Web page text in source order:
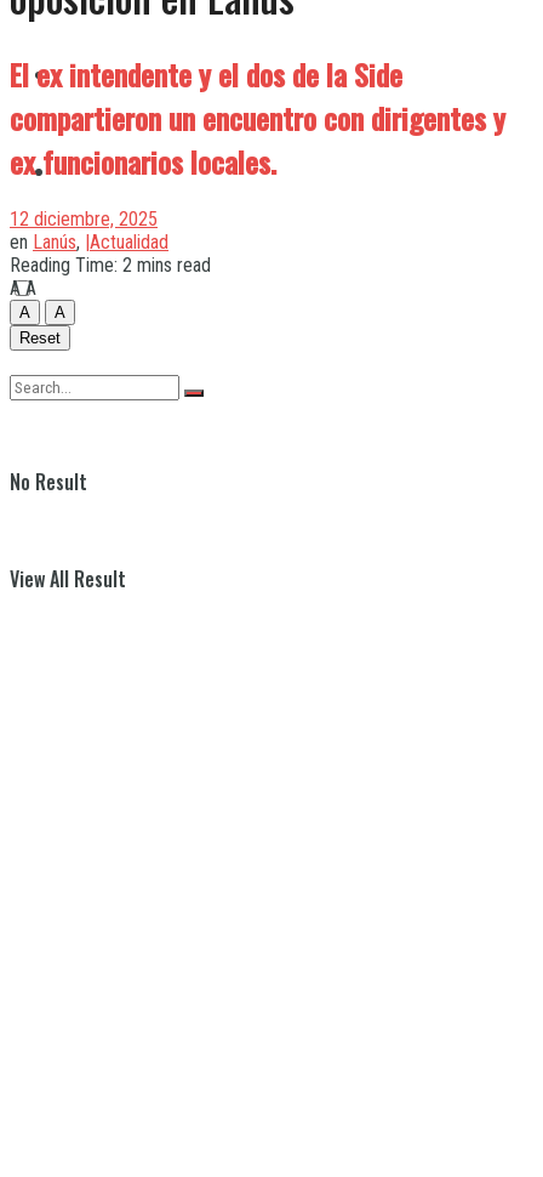
Quilmes
Varela
No Result
View All Result
El ex intendente y el dos de la Side
compartieron un encuentro con dirigentes y
ex funcionarios locales.
12 diciembre, 2025
en Lanús, |Actualidad
Reading Time: 2 mins read
A A
A
A
Reset